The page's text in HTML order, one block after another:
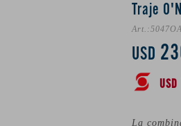
Traje
5047OA
USD
USD
La